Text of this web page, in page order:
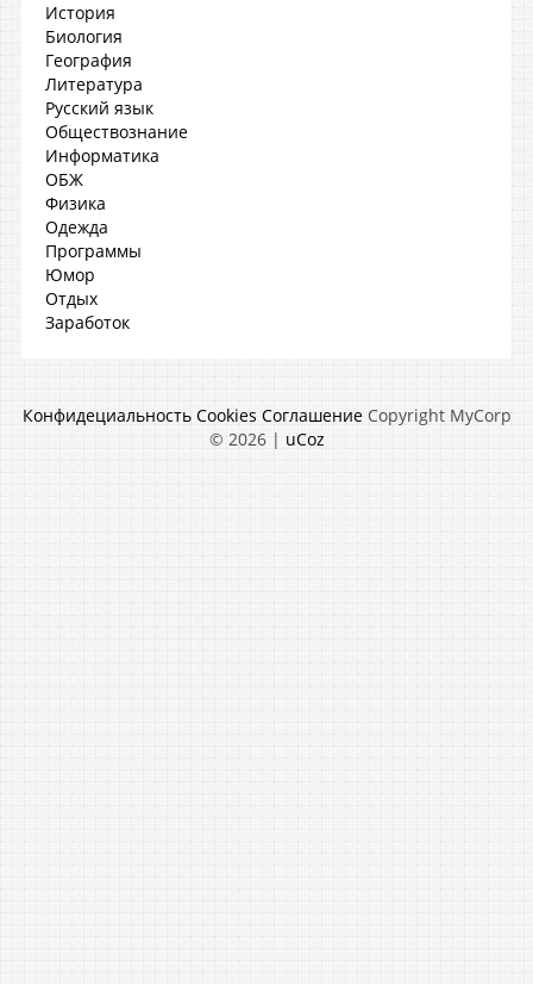
История
Биология
География
Литература
Русский язык
Обществознание
Информатика
ОБЖ
Физика
Одежда
Программы
Юмор
Отдых
Заработок
Конфидециальность Cookies Соглашение Copyright MyCorp
© 2026| uCoz